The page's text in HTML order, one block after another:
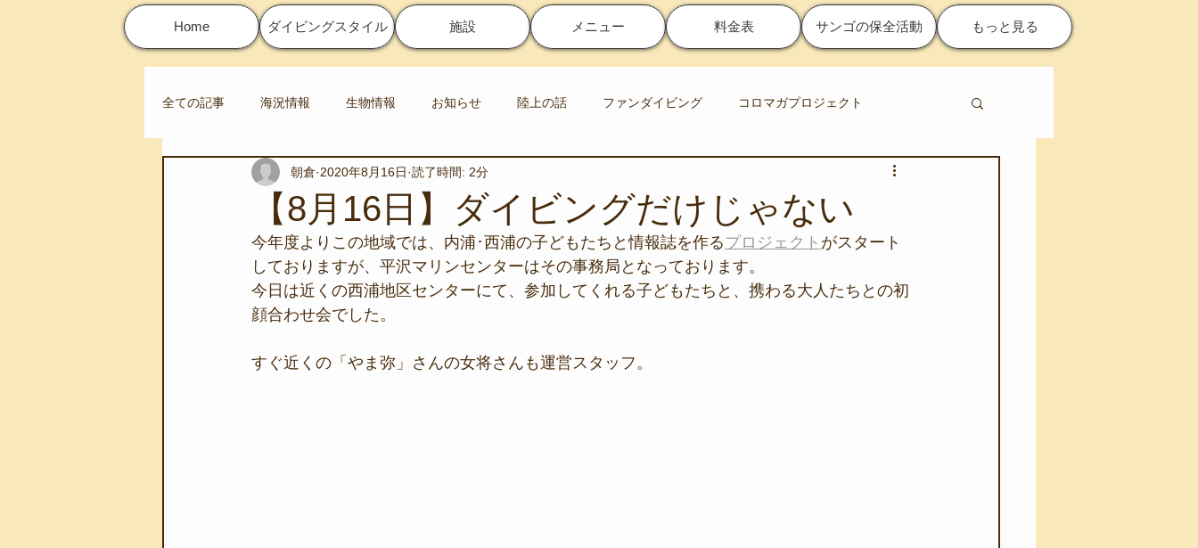
Home ダイビングスタイル 施設 メニュー 料金表 サンゴの保全活動 もっと見る
全ての記事 海況情報 生物情報 お知らせ 陸上の話 ファンダイビング コロマガプロジェクト
スノーケリングツアー 自然環境保全 ワカメの養殖 アカモク養殖実験
伊豆半島ジオパーク サンゴの保全活動 取材 作業潜水 いつもとは違う業務 キャンプ
自然体験学習 バーベキュー
【8月16日】ダイビングだけじゃない
朝倉 2020年8月16日 読了時間: 2分
今年度よりこの地域では、内浦･西浦の子どもたちと情報誌を作るプロジェクト がスタート
しておりますが、平沢マリンセンターはその事務局となっております。
今日は近くの西浦地区センターにて、参加してくれる子どもたちと、携わる大人たちとの初
顔合わせ会でした。
すぐ近くの「やま弥」さんの女将さんも運営スタッフ。